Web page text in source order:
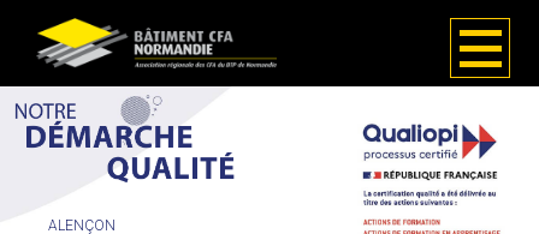
ALENÇON